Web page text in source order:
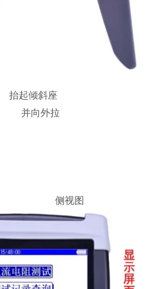
抬起倾斜座
拉
视图